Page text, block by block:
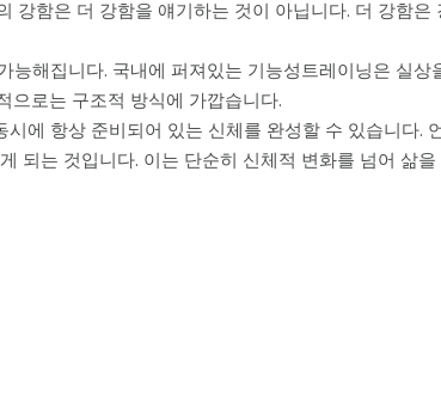
강함은 더 강함을 얘기하는 것이 아닙니다. 더 강함은
능해집니다. 국내에 퍼져있는 기능성트레이닝은 실상
으로는 구조적 방식에 가깝습니다.
에 항상 준비되어 있는 신체를 완성할 수 있습니다.
되는 것입니다. 이는 단순히 신체적 변화를 넘어 삶